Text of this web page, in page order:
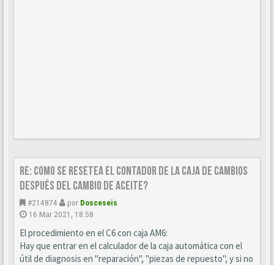
Re: Como se resetea el contador de la caja de cambios
después del cambio de aceite?
#214874 por Dosceseis
16 Mar 2021, 18:58
El procedimiento en el C6 con caja AM6:
Hay que entrar en el calculador de la caja automática con el
útil de diagnosis en "reparación", "piezas de repuesto", y si no